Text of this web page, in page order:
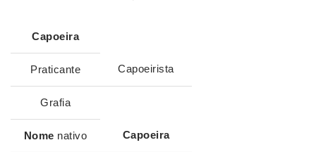
Capoeira
Praticante Capoeirista
Grafia
Nome nativo Capoeira